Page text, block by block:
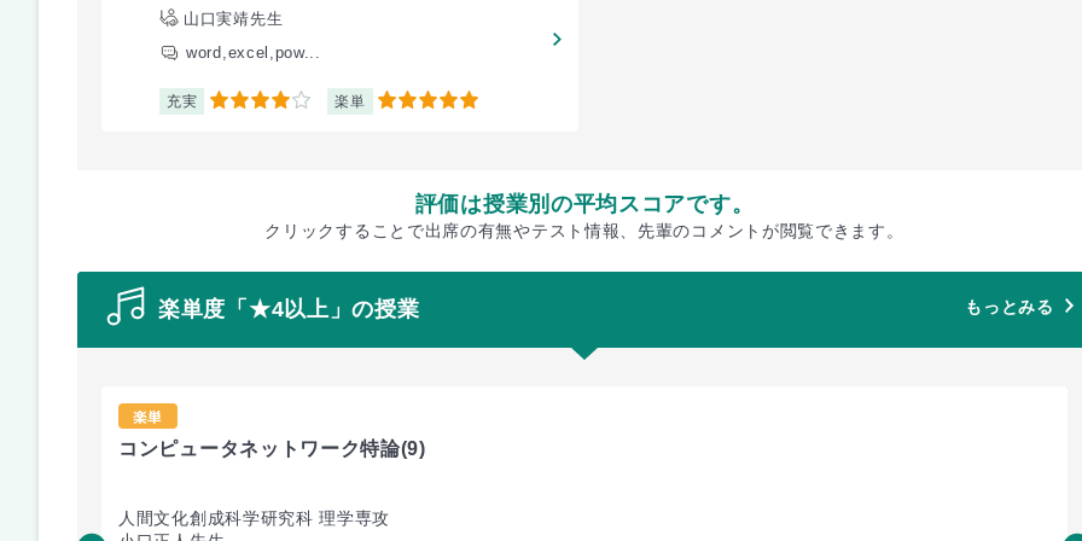
山口実靖先生
word,excel,pow...
充実 4 楽単 5
評価は授業別の平均スコアです。
クリックすることで出席の有無やテスト情報、先輩のコメントが閲覧できます。
楽単度「★4以上」の授業 もっとみる
楽単
コンピュータネットワーク特論(9)
人間文化創成科学研究科 理学専攻